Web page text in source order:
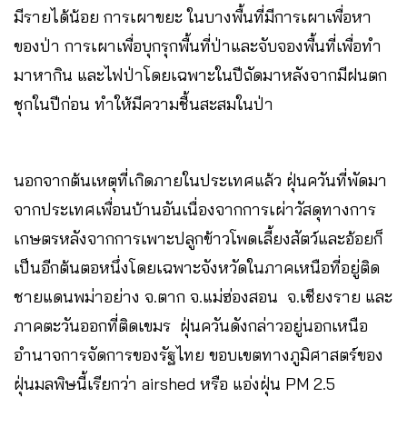
มีรายได้น้อย การเผาขยะ ในบางพื้นที่มีการเผาเพื่อหา
ของป่า การเผาเพื่อบุกรุกพื้นที่ป่าและจับจองพื้นที่เพื่อทำ
มาหากิน และไฟป่าโดยเฉพาะในปีถัดมาหลังจากมีฝนตก
ชุกในปีก่อน ทำให้มีความชื้นสะสมในป่า
นอกจากต้นเหตุที่เกิดภายในประเทศแล้ว ฝุ่นควันที่พัดมา
จากประเทศเพื่อนบ้านอันเนื่องจากการเผ่าวัสดุทางการ
เกษตรหลังจากการเพาะปลูกข้าวโพดเลี้ยงสัตว์และอ้อยก็
เป็นอีกต้นตอหนึ่งโดยเฉพาะจังหวัดในภาคเหนือที่อยู่ติด
ชายแดนพม่าอย่าง จ.ตาก จ.แม่ฮ่องสอน จ.เชียงราย และ
ภาคตะวันออกที่ติดเขมร ฝุ่นควันดังกล่าวอยู่นอกเหนือ
อำนาจการจัดการของรัฐไทย ขอบเขตทางภูมิศาสตร์ของ
ฝุ่นมลพิษนี้เรียกว่า airshed หรือ แอ่งฝุ่น PM 2.5